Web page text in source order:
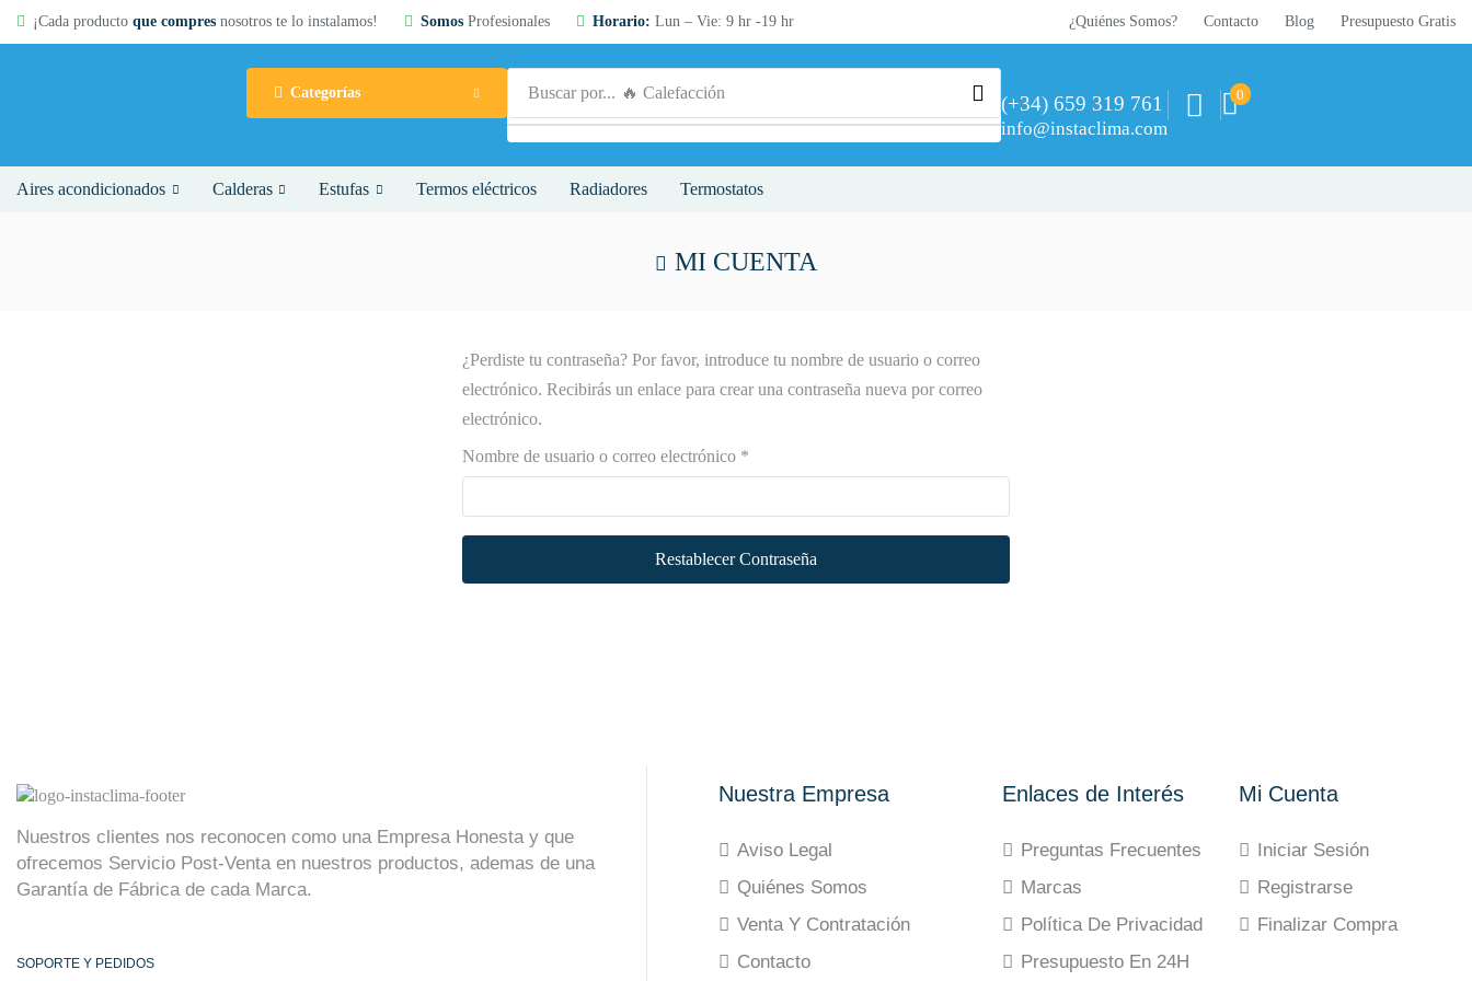
¡Cada producto que compres nosotros te lo instalamos! Somos Profesionales Horario: Lun – Vie: 9 hr -19 hr ¿Quiénes Somos? Contacto Blog Presupuesto Gratis
Categorías Buscar por... 🔥 Calefacción (+34) 659 319 761
info@instaclima.com
0
Aires acondicionados Calderas Estufas Termos eléctricos Radiadores Termostatos
MI CUENTA
¿Perdiste tu contraseña? Por favor, introduce tu nombre de usuario o correo
electrónico. Recibirás un enlace para crear una contraseña nueva por correo
electrónico.
Nombre de usuario o correo electrónico *
Restablecer Contraseña
Nuestros clientes nos reconocen como una Empresa Honesta y que
ofrecemos Servicio Post-Venta en nuestros productos, ademas de una
Garantía de Fábrica de cada Marca.
SOPORTE Y PEDIDOS
Nuestra Empresa
Aviso Legal
Quiénes Somos
Venta Y Contratación
Contacto
Enlaces de Interés
Preguntas Frecuentes
Marcas
Política De Privacidad
Presupuesto En 24H
Mi Cuenta
Iniciar Sesión
Registrarse
Finalizar Compra